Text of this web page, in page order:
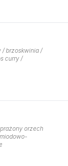
/ brzoskwinia /
curry /
orzech